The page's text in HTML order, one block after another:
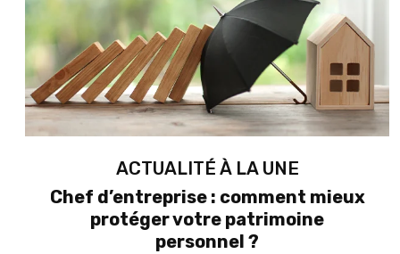
ACTUALITÉ À LA UNE
Chef d’entreprise : comment mieux
protéger votre patrimoine
personnel ?